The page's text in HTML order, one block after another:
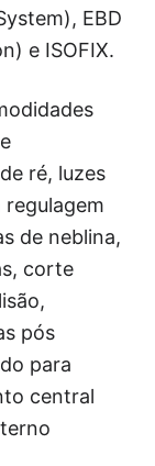
EBD
e ISOFIX.
ré, luzes
regulagem
de neblina,
corte
pós
para
central